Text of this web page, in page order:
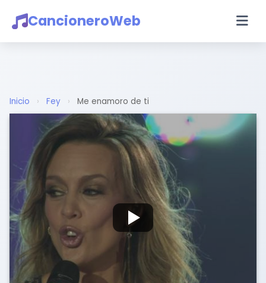
CancioneroWeb
Inicio › Fey › Me enamoro de ti